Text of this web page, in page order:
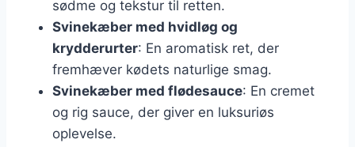
sødme og tekstur til retten.
Svinekæber med hvidløg og
krydderurter: En aromatisk ret, der
fremhæver kødets naturlige smag.
Svinekæber med flødesauce: En cremet
og rig sauce, der giver en luksuriøs
oplevelse.